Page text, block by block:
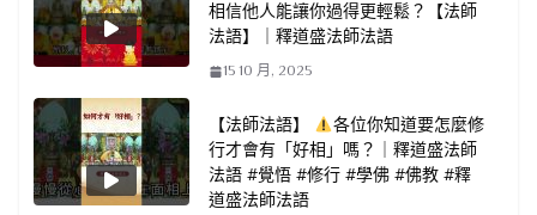
相信他人能讓你過得更輕鬆？【法師
法語】｜釋道盛法師法語
15 10 月, 2025
【法師法語】
各位你知道要怎麼修
行才會有「好相」嗎？｜釋道盛法師
法語 #覺悟 #修行 #學佛 #佛教 #釋
道盛法師法語